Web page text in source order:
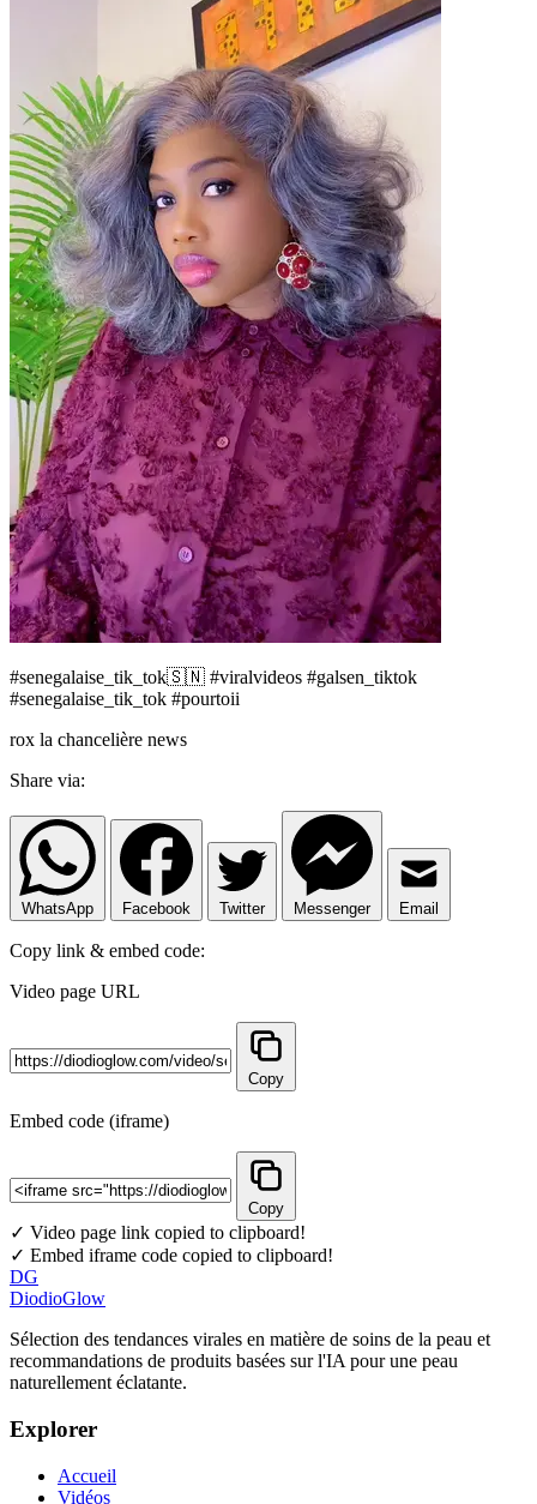
#senegalaise_tik_tok🇸🇳 #viralvideos #galsen_tiktok
#senegalaise_tik_tok #pourtoii
rox la chancelière news
Share via:
WhatsApp Facebook Twitter Messenger Email
Copy link & embed code:
Video page URL
Copy
Embed code (iframe)
Copy
✓ Video page link copied to clipboard!
✓ Embed iframe code copied to clipboard!
DG
DiodioGlow
Sélection des tendances virales en matière de soins de la peau et
recommandations de produits basées sur l'IA pour une peau
naturellement éclatante.
Explorer
Accueil
Vidéos